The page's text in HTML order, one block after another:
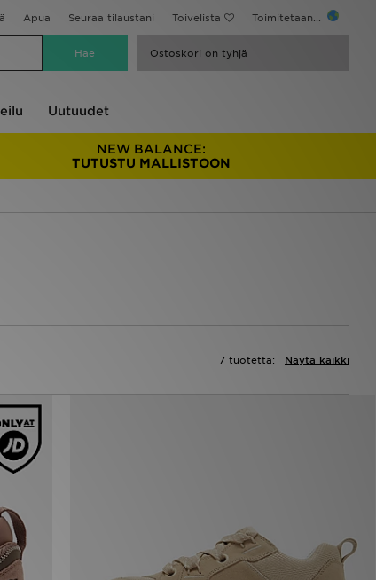
Apua Seuraa tilaustani Toivelista Toimitetaan...
Ostoskori on tyhjä
Uutuudet
NEW BALANCE:
TUTUSTU MALLISTOON
Näytä kaikki
7 tuotetta: